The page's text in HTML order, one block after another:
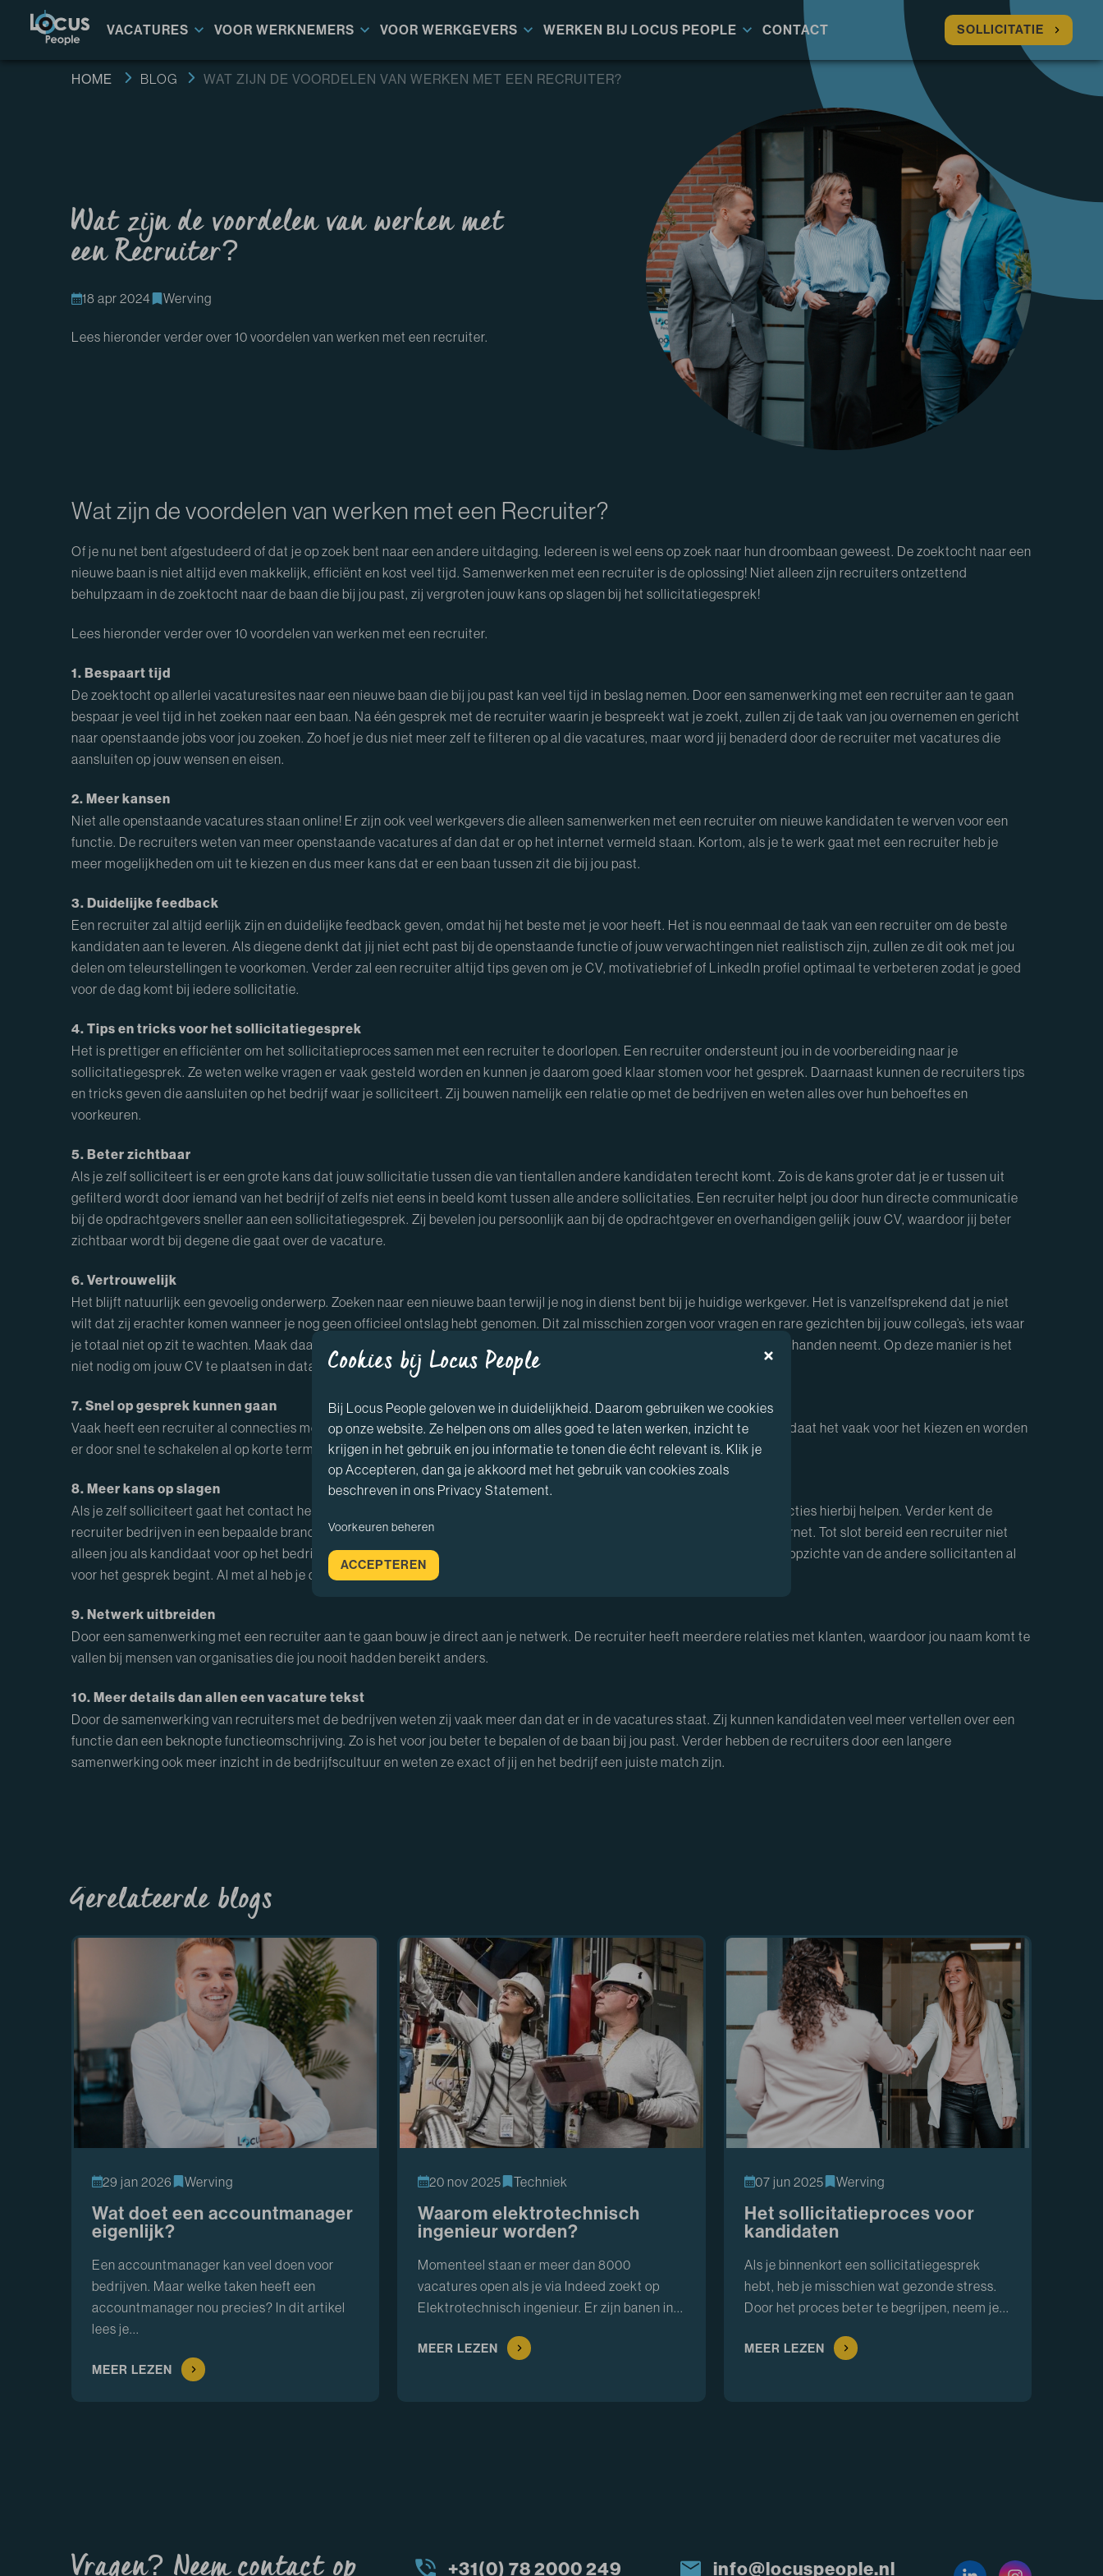
VACATURES VOOR WERKNEMERS VOOR WERKGEVERS WERKEN BIJ LOCUS PEOPLE CONTACT SOLLICITATIE
HOME BLOG WAT ZIJN DE VOORDELEN VAN WERKEN MET EEN RECRUITER?
Wat zijn de voordelen van werken met
een Recruiter?
18 apr 2024 Werving
Lees hieronder verder over 10 voordelen van werken met een recruiter.
Wat zijn de voordelen van werken met een Recruiter?
Of je nu net bent afgestudeerd of dat je op zoek bent naar een andere uitdaging. Iedereen is wel eens op zoek naar hun droombaan geweest. De zoektocht naar een
nieuwe baan is niet altijd even makkelijk, efficiënt en kost veel tijd. Samenwerken met een recruiter is de oplossing! Niet alleen zijn recruiters ontzettend
behulpzaam in de zoektocht naar de baan die bij jou past, zij vergroten jouw kans op slagen bij het sollicitatiegesprek!
Lees hieronder verder over 10 voordelen van werken met een recruiter.
1. Bespaart tijd
De zoektocht op allerlei vacaturesites naar een nieuwe baan die bij jou past kan veel tijd in beslag nemen. Door een samenwerking met een recruiter aan te gaan
bespaar je veel tijd in het zoeken naar een baan. Na één gesprek met de recruiter waarin je bespreekt wat je zoekt, zullen zij de taak van jou overnemen en gericht
naar openstaande jobs voor jou zoeken. Zo hoef je dus niet meer zelf te filteren op al die vacatures, maar word jij benaderd door de recruiter met vacatures die
aansluiten op jouw wensen en eisen.
2. Meer kansen
Niet alle openstaande vacatures staan online! Er zijn ook veel werkgevers die alleen samenwerken met een recruiter om nieuwe kandidaten te werven voor een
functie. De recruiters weten van meer openstaande vacatures af dan dat er op het internet vermeld staan. Kortom, als je te werk gaat met een recruiter heb je
meer mogelijkheden om uit te kiezen en dus meer kans dat er een baan tussen zit die bij jou past.
3. Duidelijke feedback
Een recruiter zal altijd eerlijk zijn en duidelijke feedback geven, omdat hij het beste met je voor heeft. Het is nou eenmaal de taak van een recruiter om de beste
kandidaten aan te leveren. Als diegene denkt dat jij niet echt past bij de openstaande functie of jouw verwachtingen niet realistisch zijn, zullen ze dit ook met jou
delen om teleurstellingen te voorkomen. Verder zal een recruiter altijd tips geven om je CV, motivatiebrief of LinkedIn profiel optimaal te verbeteren zodat je goed
voor de dag komt bij iedere sollicitatie.
4. Tips en tricks voor het sollicitatiegesprek
Het is prettiger en efficiënter om het sollicitatieproces samen met een recruiter te doorlopen. Een recruiter ondersteunt jou in de voorbereiding naar je
sollicitatiegesprek. Ze weten welke vragen er vaak gesteld worden en kunnen je daarom goed klaar stomen voor het gesprek. Daarnaast kunnen de recruiters tips
en tricks geven die aansluiten op het bedrijf waar je solliciteert. Zij bouwen namelijk een relatie op met de bedrijven en weten alles over hun behoeftes en
voorkeuren.
5. Beter zichtbaar
Als je zelf solliciteert is er een grote kans dat jouw sollicitatie tussen die van tientallen andere kandidaten terecht komt. Zo is de kans groter dat je er tussen uit
gefilterd wordt door iemand van het bedrijf of zelfs niet eens in beeld komt tussen alle andere sollicitaties. Een recruiter helpt jou door hun directe communicatie
bij de opdrachtgevers sneller aan een sollicitatiegesprek. Zij bevelen jou persoonlijk aan bij de opdrachtgever en overhandigen gelijk jouw CV, waardoor jij beter
zichtbaar wordt bij degene die gaat over de vacature.
6. Vertrouwelijk
Het blijft natuurlijk een gevoelig onderwerp. Zoeken naar een nieuwe baan terwijl je nog in dienst bent bij je huidige werkgever. Het is vanzelfsprekend dat je niet
wilt dat zij erachter komen wanneer je nog geen officieel ontslag hebt genomen. Dit zal misschien zorgen voor vragen en rare gezichten bij jouw collega’s, iets waar
je totaal niet op zit te wachten. Maak daarom gebruik van een recruiter die de zoektocht naar een nieuwe baan voor jou uit handen neemt. Op deze manier is het
niet nodig om jouw CV te plaatsen in databases waar je huidige werkgever achter zou kunnen komen.
7. Snel op gesprek kunnen gaan
Vaak heeft een recruiter al connecties met meerdere interessante bedrijven waar vacatures openstaan. Zo heeft de kandidaat het vaak voor het kiezen en worden
er door snel te schakelen al op korte termijn gesprekken ingepland.
8. Meer kans op slagen
Als je zelf solliciteert gaat het contact hebben met bedrijven meestal minder soepel. Een recruiter kan jou door hun connecties hierbij helpen. Verder kent de
recruiter bedrijven in een bepaalde branche waar jij nog nooit eerder van hebt gehoord of moeilijk te vinden zijn op het internet. Tot slot bereid een recruiter niet
alleen jou als kandidaat voor op het bedrijf, maar ook andersom! Dit kan er voor zorgen dat je al een streepje voor hebt ten opzichte van de andere sollicitanten al
voor het gesprek begint. Al met al heb je dus meer kans op slagen met hulp van een recruiter.
9. Netwerk uitbreiden
Door een samenwerking met een recruiter aan te gaan bouw je direct aan je netwerk. De recruiter heeft meerdere relaties met klanten, waardoor jou naam komt te
vallen bij mensen van organisaties die jou nooit hadden bereikt anders.
10. Meer details dan allen een vacature tekst
Door de samenwerking van recruiters met de bedrijven weten zij vaak meer dan dat er in de vacatures staat. Zij kunnen kandidaten veel meer vertellen over een
functie dan een beknopte functieomschrijving. Zo is het voor jou beter te bepalen of de baan bij jou past. Verder hebben de recruiters door een langere
samenwerking ook meer inzicht in de bedrijfscultuur en weten ze exact of jij en het bedrijf een juiste match zijn.
Gerelateerde blogs
29 jan 2026 Werving
Wat doet een accountmanager
eigenlijk?
Een accountmanager kan veel doen voor
bedrijven. Maar welke taken heeft een
accountmanager nou precies? In dit artikel
lees je...
MEER LEZEN
20 nov 2025 Techniek
Waarom elektrotechnisch
ingenieur worden?
Momenteel staan er meer dan 8000
vacatures open als je via Indeed zoekt op
Elektrotechnisch ingenieur. Er zijn banen in...
MEER LEZEN
07 jun 2025 Werving
Het sollicitatieproces voor
kandidaten
Als je binnenkort een sollicitatiegesprek
hebt, heb je misschien wat gezonde stress.
Door het proces beter te begrijpen, neem je...
MEER LEZEN
+31(0) 78 2000 249 info@locuspeople.nl
Cookies bij Locus People
Bij Locus People geloven we in duidelijkheid. Daarom gebruiken we cookies
op onze website. Ze helpen ons om alles goed te laten werken, inzicht te
krijgen in het gebruik en jou informatie te tonen die écht relevant is. Klik je
op Accepteren, dan ga je akkoord met het gebruik van cookies zoals
beschreven in ons Privacy Statement.
Voorkeuren beheren
ACCEPTEREN